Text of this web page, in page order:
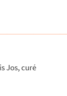
Jos, curé